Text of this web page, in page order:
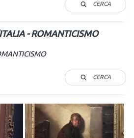
CERCA
- ROMANTICISMO
CERCA